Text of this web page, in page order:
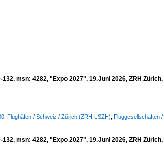
msn: 4282, "Expo 2027", 19.Juni 2026, ZRH
Flughäfen / Schweiz / Zürich (ZRH-LSZH) Fluggesellschaften
msn: 4282, "Expo 2027", 19.Juni 2026, ZRH